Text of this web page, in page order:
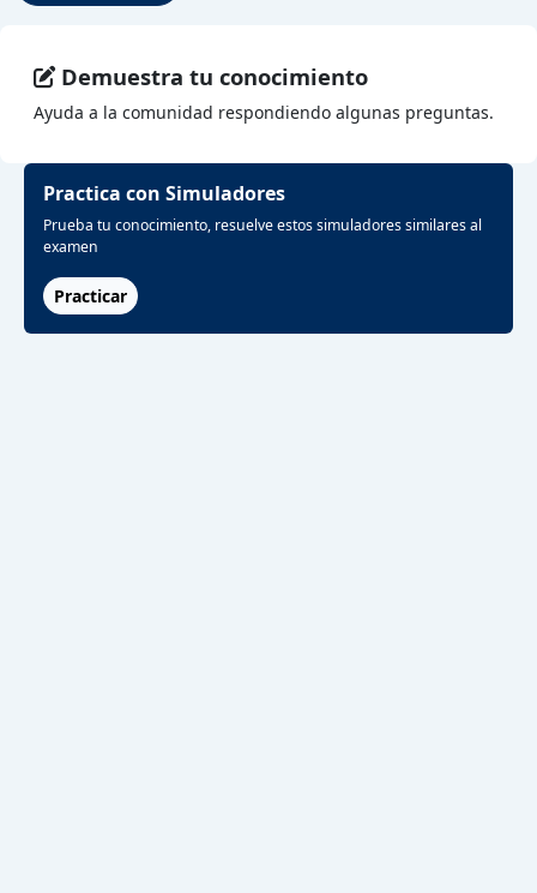
Demuestra tu conocimiento
Ayuda a la comunidad respondiendo algunas preguntas.
Practica con Simuladores
Prueba tu conocimiento, resuelve estos simuladores similares al
examen
Practicar